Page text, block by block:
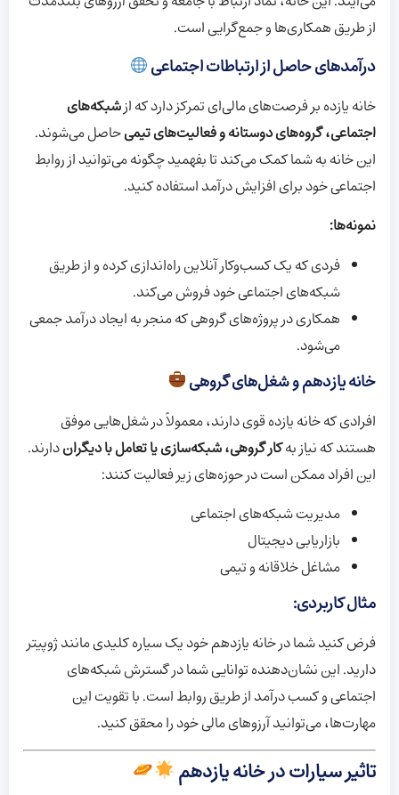
از طریق همکاری‌ها و جمع‌گرایی است.
درآمدهای حاصل از ارتباطات اجتماعی
خانه یازده بر فرصت‌های مالی‌ای تمرکز دارد که ازشبکه‌های
اجتماعی، گروه‌های دوستانه و فعالیت‌های تیمیحاصل می‌شوند.
این خانه به شما کمک می‌کند تا بفهمید چگونه می‌توانید از روابط
اجتماعی خود برای افزایش درآمد استفاده کنید.
نمونه‌ها:
فردی که یک کسب‌وکار آنلاین راه‌اندازی کرده و از طریق
شبکه‌های اجتماعی خود فروش می‌کند.
همکاری در پروژه‌های گروهی که منجر به ایجاد درآمد جمعی
می‌شود.
خانه یازدهم و شغل‌های گروهی
افرادی که خانه یازده قوی دارند، معمولاً در شغل‌هایی موفق
هستند که نیاز بهکار گروهی، شبکه‌سازی یا تعامل با دیگراندارند.
این افراد ممکن است در حوزه‌های زیر فعالیت کنند:
مدیریت شبکه‌های اجتماعی
بازاریابی دیجیتال
مشاغل خلاقانه و تیمی
مثال کاربردی:
فرض کنید شما در خانه یازدهم خود یک سیاره کلیدی مانند ژوپیتر
دارید. این نشان‌دهنده توانایی شما در گسترش شبکه‌های
اجتماعی و کسب درآمد از طریق روابط است. با تقویت این
مهارت‌ها، می‌توانید آرزوهای مالی خود را محقق کنید.
تاثیر سیارات در خانه یازدهم